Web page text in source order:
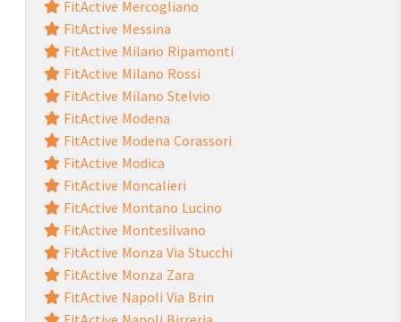
FitActive Mercogliano
FitActive Messina
FitActive Milano Ripamonti
FitActive Milano Rossi
FitActive Milano Stelvio
FitActive Modena
FitActive Modena Corassori
FitActive Modica
FitActive Moncalieri
FitActive Montano Lucino
FitActive Montesilvano
FitActive Monza Via Stucchi
FitActive Monza Zara
FitActive Napoli Via Brin